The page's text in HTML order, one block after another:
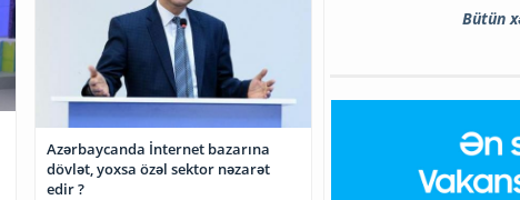
Azərbaycanda İnternet bazarına
dövlət, yoxsa özəl sektor nəzarət
edir ?
Bütün